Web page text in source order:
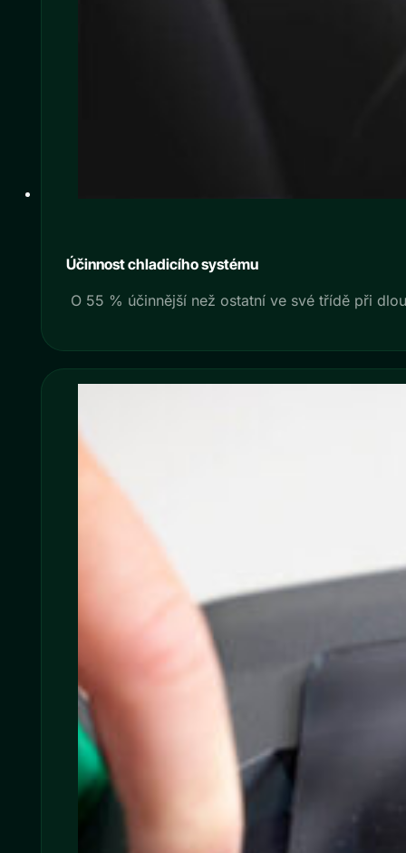
Účinnost chladicího systému
O 55 % účinnější než ostatní ve své třídě při